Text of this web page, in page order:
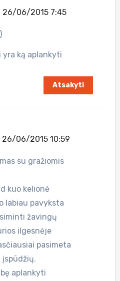
26/06/2015 7:45
ką aplankyti
Atsakyti
26/06/2015 10:59
su gražiomis
kuo kelionė
labiau pavyksta
žavingų
ilgesnėje
pasimeta
aplankyti